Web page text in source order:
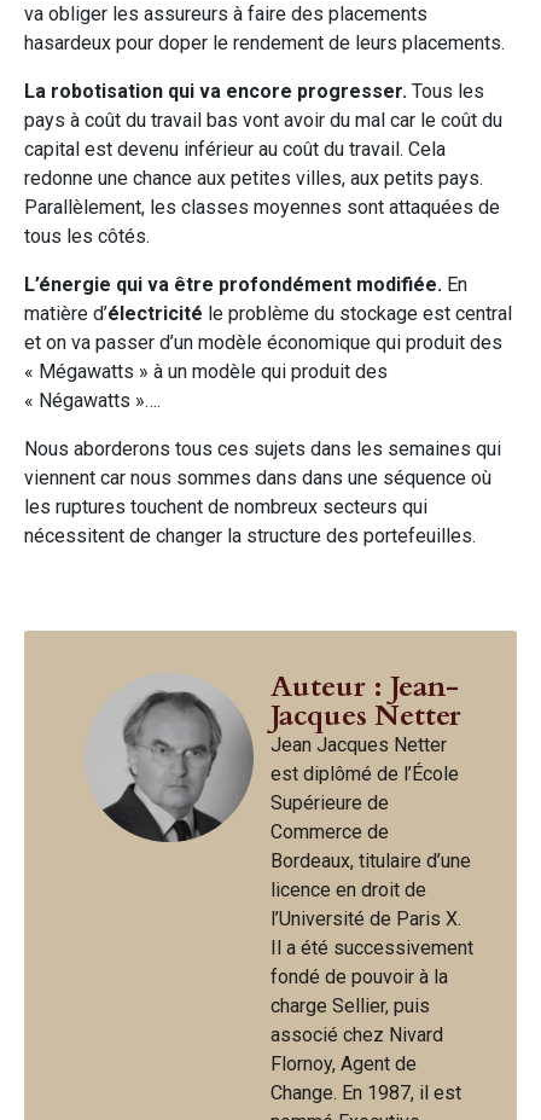
va obliger les assureurs à faire des placements
hasardeux pour doper le rendement de leurs placements.
La robotisation qui va encore progresser. Tous les
pays à coût du travail bas vont avoir du mal car le coût du
capital est devenu inférieur au coût du travail. Cela
redonne une chance aux petites villes, aux petits pays.
Parallèlement, les classes moyennes sont attaquées de
tous les côtés.
L’énergie qui va être profondément modifiée. En
matière d’électricité le problème du stockage est central
et on va passer d’un modèle économique qui produit des
« Mégawatts » à un modèle qui produit des
« Négawatts »….
Nous aborderons tous ces sujets dans les semaines qui
viennent car nous sommes dans dans une séquence où
les ruptures touchent de nombreux secteurs qui
nécessitent de changer la structure des portefeuilles.
Auteur : Jean-
Jacques Netter
Jean Jacques Netter
est diplômé de l’École
Supérieure de
Commerce de
Bordeaux, titulaire d’une
licence en droit de
l’Université de Paris X.
Il a été successivement
fondé de pouvoir à la
charge Sellier, puis
associé chez Nivard
Flornoy, Agent de
Change. En 1987, il est